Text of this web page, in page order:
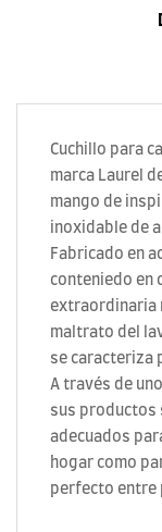
Cuchillo para
marca Laurel
mango de
inoxidable de
Fabricado en
conteniedo en
extraordinaria
maltrato del
se caracteriza
A través de
sus productos
adecuados
hogar como
perfecto entre